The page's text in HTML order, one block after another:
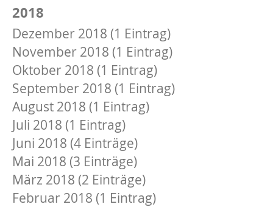
2018
Dezember 2018 (1 Eintrag)
November 2018 (1 Eintrag)
Oktober 2018 (1 Eintrag)
September 2018 (1 Eintrag)
August 2018 (1 Eintrag)
Juli 2018 (1 Eintrag)
Juni 2018 (4 Einträge)
Mai 2018 (3 Einträge)
März 2018 (2 Einträge)
Februar 2018 (1 Eintrag)